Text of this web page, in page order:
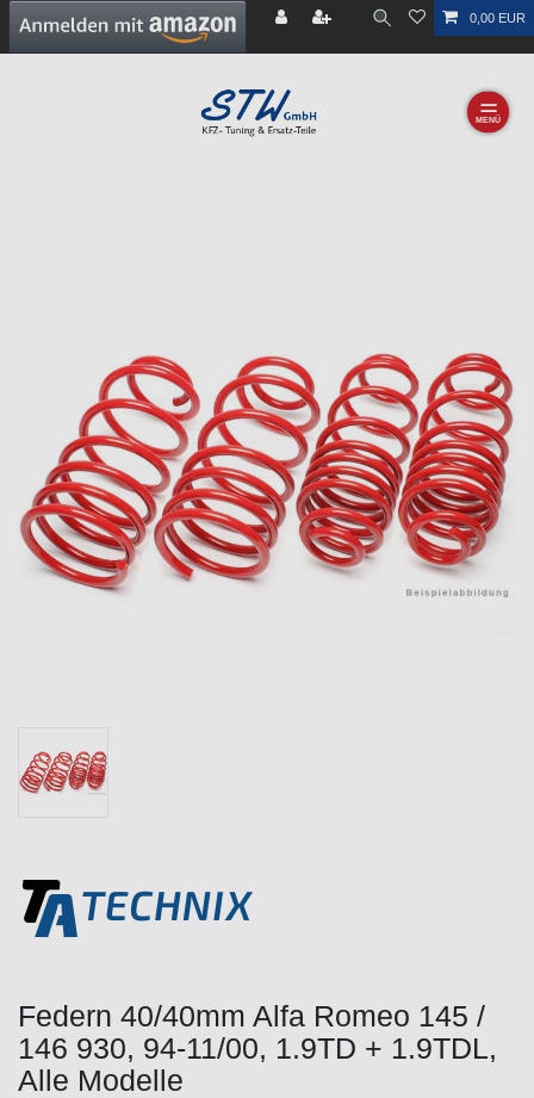
0,00 EUR
☰
Federn 40/40mm Alfa Romeo 145 /
146 930, 94-11/00, 1.9TD + 1.9TDL,
Alle Modelle